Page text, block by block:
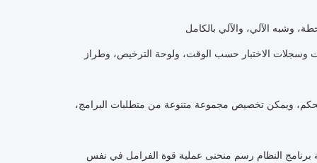
وسجلات الاختبار حسب الوقت، ولوحة الترخيص، وطراز
ويمكن تخصيص مجموعة متنوعة من متطلبات البرامج،
برنامج النظام رسم منحنى عملية قوة الفرامل في نفس